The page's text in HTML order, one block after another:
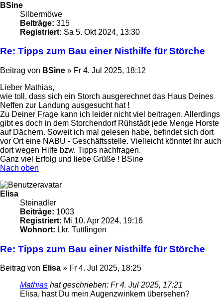
BSine
Silbermöwe
Beiträge: 315
Registriert: Sa 5. Okt 2024, 13:30
Re: Tipps zum Bau einer Nisthilfe für Störche
Beitrag von BSine » Fr 4. Jul 2025, 18:12
Lieber Mathias,
wie toll, dass sich ein Storch ausgerechnet das Haus Deines
Neffen zur Landung ausgesucht hat !
Zu Deiner Frage kann ich leider nicht viel beitragen. Allerdings
gibt es doch in dem Storchendorf Rühstädt jede Menge Horste
auf Dächern. Soweit ich mal gelesen habe, befindet sich dort
vor Ort eine NABU - Geschäftsstelle. Vielleicht könntet Ihr auch
dort wegen Hilfe bzw. Tipps nachfragen.
Ganz viel Erfolg und liebe Grüße ! BSine
Nach oben
Elisa
Steinadler
Beiträge: 1003
Registriert: Mi 10. Apr 2024, 19:16
Wohnort: Lkr. Tuttlingen
Re: Tipps zum Bau einer Nisthilfe für Störche
Beitrag von Elisa » Fr 4. Jul 2025, 18:25
Mathias hat geschrieben: Fr 4. Jul 2025, 17:21
Elisa, hast Du mein Augenzwinkern übersehen?